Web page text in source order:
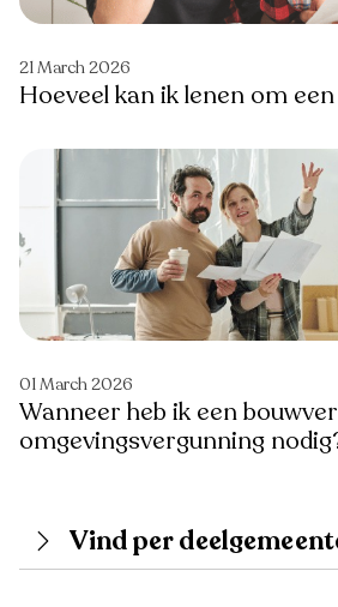
21 March 2026
Hoeveel kan ik lenen om
01 March 2026
Wanneer heb ik een
omgevingsvergunning
Vind per